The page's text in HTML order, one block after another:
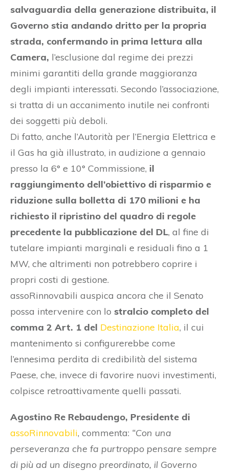
salvaguardia della generazione distribuita, il
Governo stia andando dritto per la propria
strada, confermando in prima lettura alla
Camera, l’esclusione dal regime dei prezzi
minimi garantiti della grande maggioranza
degli impianti interessati. Secondo l’associazione,
si tratta di un accanimento inutile nei confronti
dei soggetti più deboli.
Di fatto, anche l’Autorità per l’Energia Elettrica e
il Gas ha già illustrato, in audizione a gennaio
presso la 6° e 10° Commissione, il
raggiungimento dell’obiettivo di risparmio e
riduzione sulla bolletta di 170 milioni e ha
richiesto il ripristino del quadro di regole
precedente la pubblicazione del DL, al fine di
tutelare impianti marginali e residuali fino a 1
MW, che altrimenti non potrebbero coprire i
propri costi di gestione.
assoRinnovabili auspica ancora che il Senato
possa intervenire con lo stralcio completo del
comma 2 Art. 1 del Destinazione Italia, il cui
mantenimento si configurerebbe come
l’ennesima perdita di credibilità del sistema
Paese, che, invece di favorire nuovi investimenti,
colpisce retroattivamente quelli passati.
Agostino Re Rebaudengo, Presidente di
assoRinnovabili, commenta: “Con una
perseveranza che fa purtroppo pensare sempre
di più ad un disegno preordinato, il Governo